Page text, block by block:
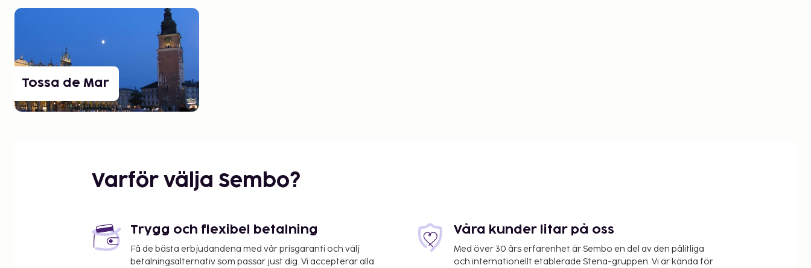
Tossa de Mar
Varför välja Sembo?
Trygg och flexibel betalning
Få de bästa erbjudandena med vår prisgaranti och välj
betalningsalternativ som passar just dig. Vi accepterar alla
Våra kunder litar på oss
Med över 30 års erfarenhet är Sembo en del av den pålitliga
och internationellt etablerade Stena-gruppen. Vi är kända för